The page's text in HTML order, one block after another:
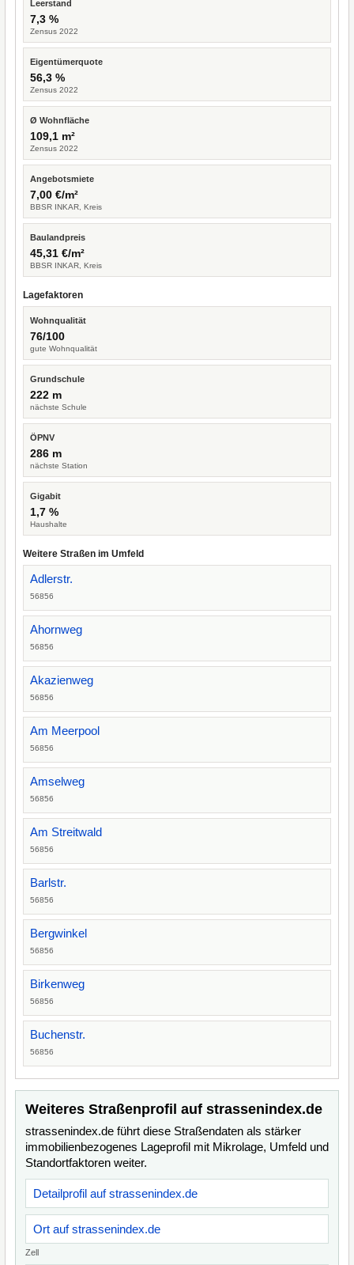
Leerstand
7,3 %
Zensus 2022
Eigentümerquote
56,3 %
Zensus 2022
Ø Wohnfläche
109,1 m²
Zensus 2022
Angebotsmiete
7,00 €/m²
BBSR INKAR, Kreis
Baulandpreis
45,31 €/m²
BBSR INKAR, Kreis
Lagefaktoren
Wohnqualität
76/100
gute Wohnqualität
Grundschule
222 m
nächste Schule
ÖPNV
286 m
nächste Station
Gigabit
1,7 %
Haushalte
Weitere Straßen im Umfeld
Adlerstr.
56856
Ahornweg
56856
Akazienweg
56856
Am Meerpool
56856
Amselweg
56856
Am Streitwald
56856
Barlstr.
56856
Bergwinkel
56856
Birkenweg
56856
Buchenstr.
56856
Weiteres Straßenprofil auf strassenindex.de
strassenindex.de führt diese Straßendaten als stärker
immobilienbezogenes Lageprofil mit Mikrolage, Umfeld und
Standortfaktoren weiter.
Detailprofil auf strassenindex.de
Ort auf strassenindex.de
Zell